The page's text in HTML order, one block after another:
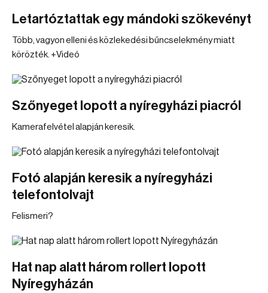
Letartóztattak egy mándoki szökevényt
Több, vagyon elleni és közlekedési bűncselekmény miatt
körözték. +Videó
Szőnyeget lopott a nyíregyházi piacról
Kamerafelvétel alapján keresik.
Fotó alapján keresik a nyíregyházi
telefontolvajt
Felismeri?
Hat nap alatt három rollert lopott
Nyíregyházán